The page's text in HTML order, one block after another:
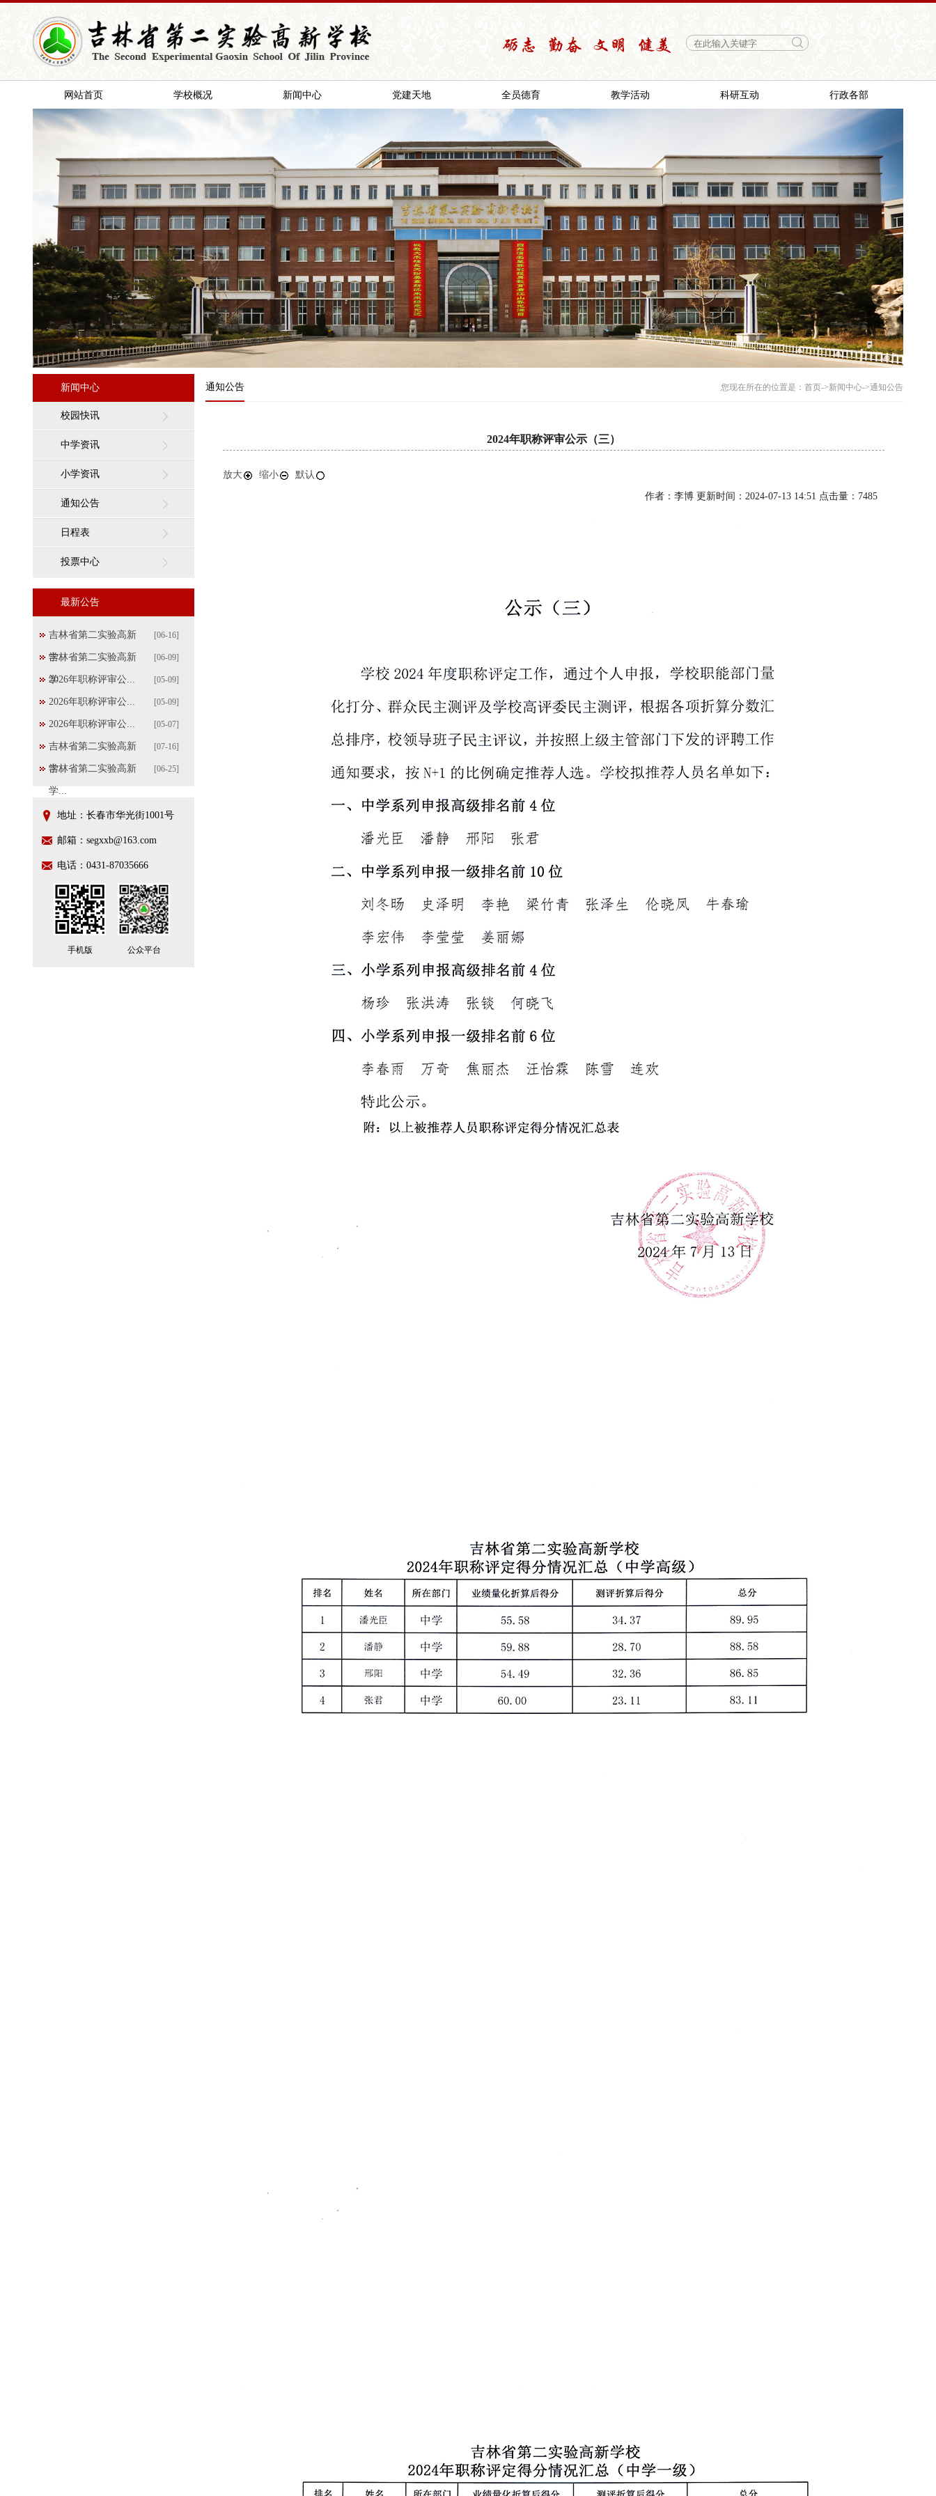
网站首页 学校概况 新闻中心 党建天地 全员德育 教学活动 科研互动 行政各部
新闻中心
校园快讯
中学资讯
小学资讯
通知公告
日程表
投票中心
最新公告
[06-16]
吉林省第二实验高新
学... [06-09]
吉林省第二实验高新
学... [05-09]
2026年职称评审公...
[05-09]
2026年职称评审公...
[05-07]
2026年职称评审公...
[07-16]
吉林省第二实验高新
学... [06-25]
吉林省第二实验高新
学...
地址：长春市华光街1001号
邮箱：segxxb@163.com
电话：0431-87035666
手机版 公众平台
您现在所在的位置是： 首页->新闻中心->通知公告
通知公告
2024年职称评审公示（三）
放大 缩小 默认
作者：李博 更新时间：2024-07-13 14:51 点击量：7485